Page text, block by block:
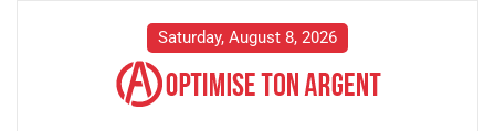
Saturday, August 8, 2026